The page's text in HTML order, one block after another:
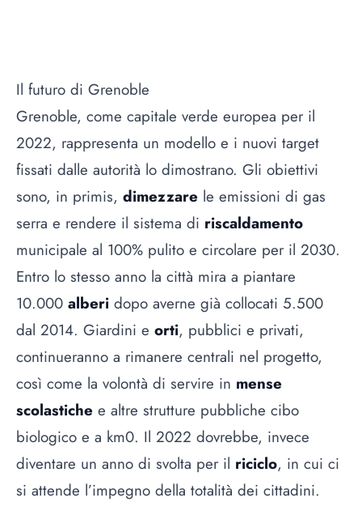
Il futuro di Grenoble
Grenoble, come capitale verde europea per il
2022, rappresenta un modello e i nuovi target
fissati dalle autorità lo dimostrano. Gli obiettivi
sono, in primis, dimezzare le emissioni di gas
serra e rendere il sistema di riscaldamento
municipale al 100% pulito e circolare per il 2030.
Entro lo stesso anno la città mira a piantare
10.000 alberi dopo averne già collocati 5.500
dal 2014. Giardini e orti, pubblici e privati,
continueranno a rimanere centrali nel progetto,
così come la volontà di servire in mense
scolastiche e altre strutture pubbliche cibo
biologico e a km0. Il 2022 dovrebbe, invece
diventare un anno di svolta per il riciclo, in cui ci
si attende l’impegno della totalità dei cittadini.